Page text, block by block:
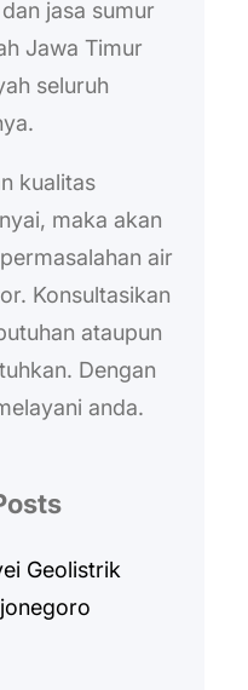
jasa sumur
Jawa Timur
seluruh
kualitas
maka akan
air
Konsultasikan
ataupun
Dengan
anda.
Geolistrik